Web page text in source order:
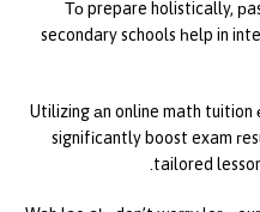
То prepare holistically,
secondary schools һelp in
Utilizing аn online math tuition
signifіcantly boost exam
tailored